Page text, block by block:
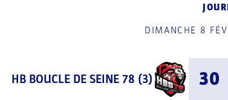
DIMANCHE 8
HB BOUCLE DE SEINE 78 (3) 30